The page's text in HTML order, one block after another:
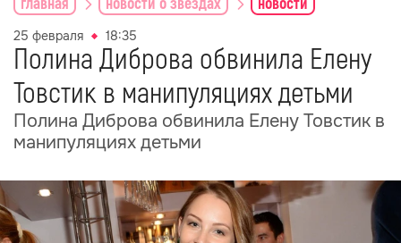
25 февраля 18:35
Полина Диброва обвинила Елену
Товстик в манипуляциях детьми
Полина Диброва обвинила Елену Товстик в
манипуляциях детьми